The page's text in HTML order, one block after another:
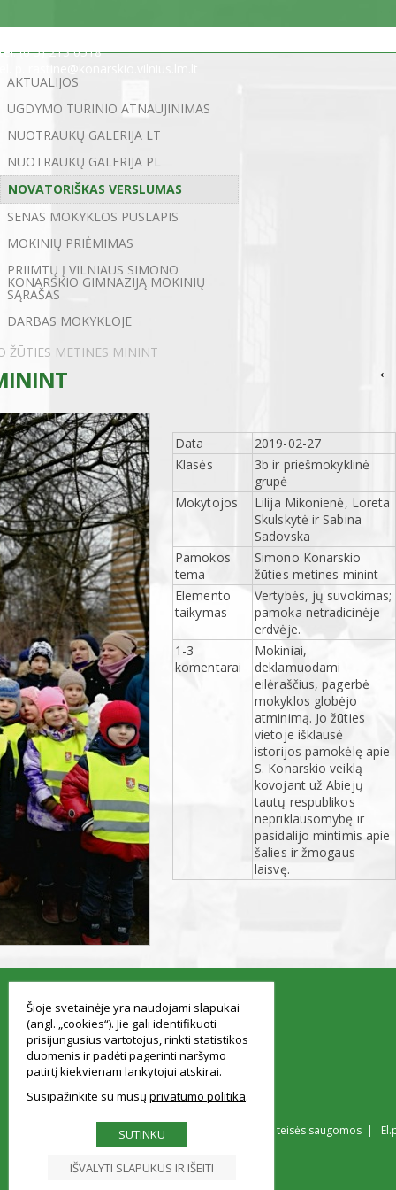
tel. (0 5) 213 0518
AKTUALIJOS
UGDYMO TURINIO ATNAUJINIMAS
NUOTRAUKŲ GALERIJA LT
NUOTRAUKŲ GALERIJA PL
NOVATORIŠKAS VERSLUMAS
SENAS MOKYKLOS PUSLAPIS
MOKINIŲ PRIĖMIMAS
PRIIMTŲ Į VILNIAUS SIMONO
KONARSKIO GIMNAZIJĄ MOKINIŲ
SĄRAŠAS
DARBAS MOKYKLOJE
ŽŪTIES METINES MININT
←
Data
2019-02-27
Klasės
3b ir priešmokyklinė
grupė
Mokytojos
Lilija Mikonienė, Loreta
Skulskytė ir Sabina
Sadovska
Pamokos
tema
Simono Konarskio
žūties metines minint
Elemento
taikymas
Vertybės, jų suvokimas;
pamoka netradicinėje
erdvėje.
1-3
komentarai
Mokiniai,
deklamuodami
eilėraščius, pagerbė
mokyklos globėjo
atminimą. Jo žūties
vietoje išklausė
istorijos pamokėlę apie
S. Konarskio veiklą
kovojant už Abiejų
tautų respublikos
nepriklausomybę ir
pasidalijo mintimis apie
šalies ir žmogaus
laisvę.
© Vilniaus Simono Konarskio gimnazija Visos teisės saugomos |
Šioje svetainėje yra naudojami slapukai
(angl. „cookies“). Jie gali identifikuoti
prisijungusius vartotojus, rinkti statistikos
duomenis ir padėti pagerinti naršymo
patirtį kiekvienam lankytojui atskirai.
Susipažinkite su mūsų privatumo politika
SUTINKU
IŠVALYTI SLAPUKUS IR IŠEITI